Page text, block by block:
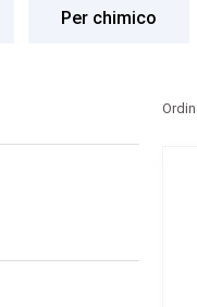
Per chimico